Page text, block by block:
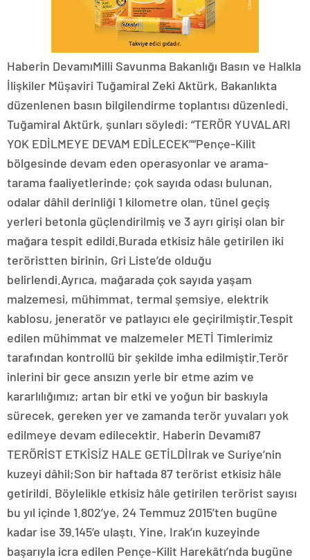
Haberin DevamıMilli Savunma Bakanlığı Basın ve Halkla
İlişkiler Müşaviri Tuğamiral Zeki Aktürk, Bakanlıkta
düzenlenen basın bilgilendirme toplantısı düzenledi.
Tuğamiral Aktürk, şunları söyledi: “TERÖR YUVALARI
YOK EDİLMEYE DEVAM EDİLECEK”“Pençe-Kilit
bölgesinde devam eden operasyonlar ve arama-
tarama faaliyetlerinde; çok sayıda odası bulunan,
odalar dâhil derinliği 1 kilometre olan, tünel geçiş
yerleri betonla güçlendirilmiş ve 3 ayrı girişi olan bir
mağara tespit edildi.Burada etkisiz hâle getirilen iki
teröristten birinin, Gri Liste’de olduğu
belirlendi.Ayrıca, mağarada çok sayıda yaşam
malzemesi, mühimmat, termal şemsiye, elektrik
kablosu, jeneratör ve patlayıcı ele geçirilmiştir.Tespit
edilen mühimmat ve malzemeler METİ Timlerimiz
tarafından kontrollü bir şekilde imha edilmiştir.Terör
inlerini bir gece ansızın yerle bir etme azim ve
kararlılığımız; artan bir etki ve yoğun bir baskıyla
sürecek, gereken yer ve zamanda terör yuvaları yok
edilmeye devam edilecektir. Haberin Devamı87
TERÖRİST ETKİSİZ HALE GETİLDİIrak ve Suriye’nin
kuzeyi dâhil;Son bir haftada 87 terörist etkisiz hâle
getirildi. Böylelikle etkisiz hâle getirilen terörist sayısı
bu yıl içinde 1.802’ye, 24 Temmuz 2015’ten bugüne
kadar ise 39.145’e ulaştı. Yine, Irak’ın kuzeyinde
başarıyla icra edilen Pençe-Kilit Harekâtı’nda bugüne